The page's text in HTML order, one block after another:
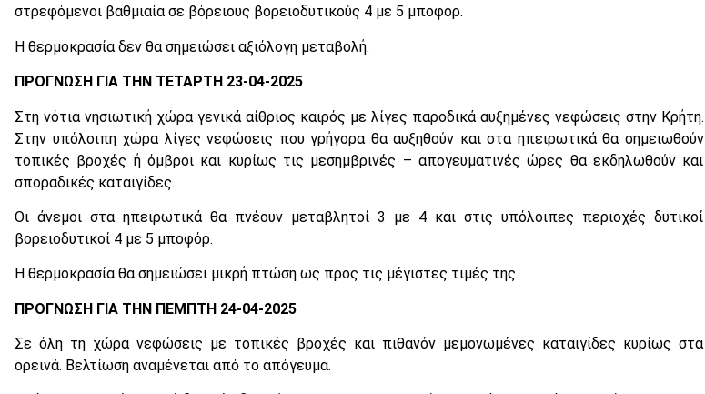
στρεφόμενοι βαθμιαία σε βόρειους βορειοδυτικούς 4 με 5 μποφόρ.
Η θερμοκρασία δεν θα σημειώσει αξιόλογη μεταβολή.
ΠΡΟΓΝΩΣΗ ΓΙΑ ΤΗΝ ΤΕΤΑΡΤΗ 23-04-2025
Στη νότια νησιωτική χώρα γενικά αίθριος καιρός με λίγες παροδικά αυξημένες νεφώσεις στην Κρήτη.
Στην υπόλοιπη χώρα λίγες νεφώσεις που γρήγορα θα αυξηθούν και στα ηπειρωτικά θα σημειωθούν
τοπικές βροχές ή όμβροι και κυρίως τις μεσημβρινές – απογευματινές ώρες θα εκδηλωθούν και
σποραδικές καταιγίδες.
Οι άνεμοι στα ηπειρωτικά θα πνέουν μεταβλητοί 3 με 4 και στις υπόλοιπες περιοχές δυτικοί
βορειοδυτικοί 4 με 5 μποφόρ.
Η θερμοκρασία θα σημειώσει μικρή πτώση ως προς τις μέγιστες τιμές της.
ΠΡΟΓΝΩΣΗ ΓΙΑ ΤΗΝ ΠΕΜΠΤΗ 24-04-2025
Σε όλη τη χώρα νεφώσεις με τοπικές βροχές και πιθανόν μεμονωμένες καταιγίδες κυρίως στα
ορεινά. Βελτίωση αναμένεται από το απόγευμα.